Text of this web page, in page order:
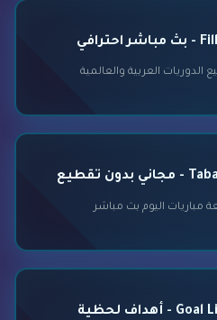
الدوريات العربية والعالمية
مباريات اليوم بث مباشر